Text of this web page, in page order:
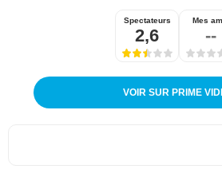
Spectateurs
2,6
Mes
--
VOIR SUR PRIME